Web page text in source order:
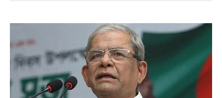
থাকবে
রাজনৈতিক
বাস্তবতা
নিয়ে
স্পষ্ট